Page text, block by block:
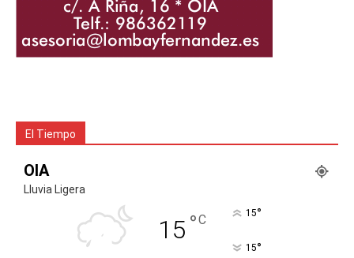
El Tiempo
OIA
Lluvia Ligera
15 °C 15°
15°